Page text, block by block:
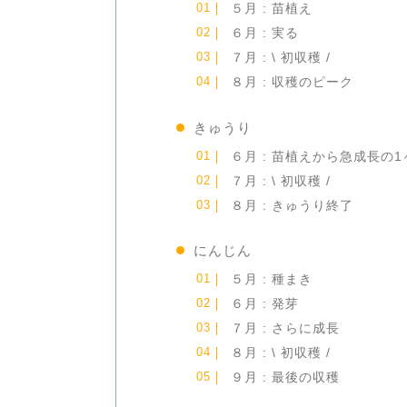
５月 : 苗植え
６月 : 実る
７月 : \ 初収穫 /
８月 : 収穫のピーク
きゅうり
６月 : 苗植えから急成長の1
７月 : \ 初収穫 /
８月 : きゅうり終了
にんじん
５月 : 種まき
６月 : 発芽
７月 : さらに成長
８月 : \ 初収穫 /
９月 : 最後の収穫